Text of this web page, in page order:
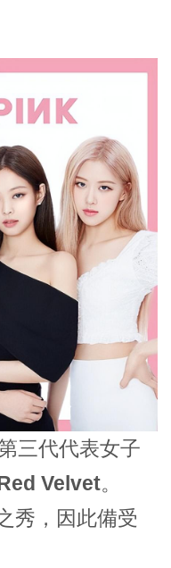
三代代表女子
Velvet。
秀 ，因此備受